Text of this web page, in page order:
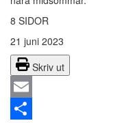
8 SIDOR
21 juni 2023
Skriv ut
Email